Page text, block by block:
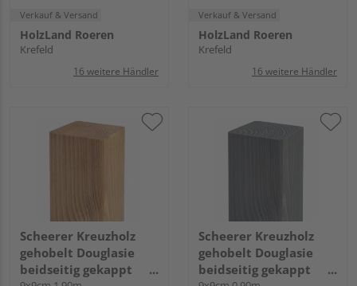
Verkauf & Versand
HolzLand Roeren
Krefeld
16 weitere Händler
Verkauf & Versand
HolzLand Roeren
Krefeld
16 weitere Händler
Scheerer Kreuzholz
gehobelt Douglasie
beidseitig gekappt
Scheerer Kreuzholz
gehobelt Douglasie
beidseitig gekappt